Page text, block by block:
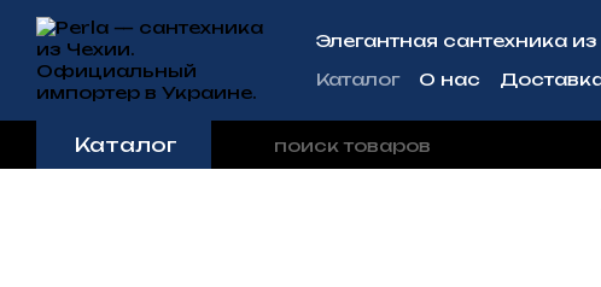
Перейти к основному контенту
Элегантная сантехника
Каталог
О нас
Каталог